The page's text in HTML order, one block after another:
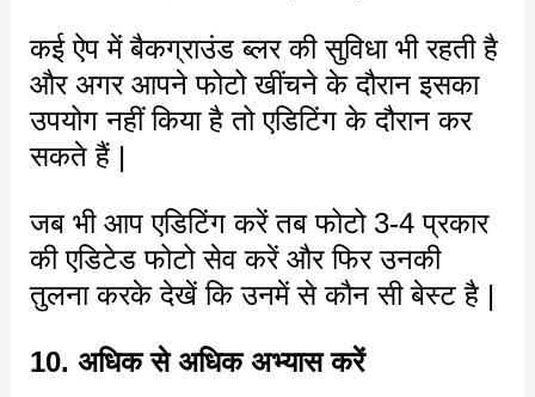
कई ऐप में बैकग्राउंड ब्लर की सुविधा भी रहती है
और अगर आपने फोटो खींचने के दौरान इसका
उपयोग नहीं किया है तो एडिटिंग के दौरान कर
सकते हैं |
जब भी आप एडिटिंग करें तब फोटो 3-4 प्रकार
की एडिटेड फोटो सेव करें और फिर उनकी
तुलना करके देखें कि उनमें से कौन सी बेस्ट है |
10. अधिक से अधिक अभ्यास करें